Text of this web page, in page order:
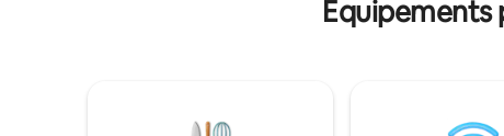
bas, 1 dans le salon) Chauffe-eau (salle de
prix sympathiques.
réunir en
d'affaires emplacement dans un
Équipements